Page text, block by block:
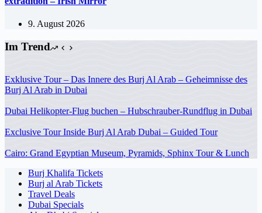
9. August 2026
Im Trend
Exklusive Tour – Das Innere des Burj Al Arab – Geheimnisse des
Burj Al Arab in Dubai
Dubai Helikopter-Flug buchen – Hubschrauber-Rundflug in Dubai
Exclusive Tour Inside Burj Al Arab Dubai – Guided Tour
Cairo: Grand Egyptian Museum, Pyramids, Sphinx Tour & Lunch
Burj Khalifa Tickets
Burj al Arab Tickets
Travel Deals
Dubai Specials